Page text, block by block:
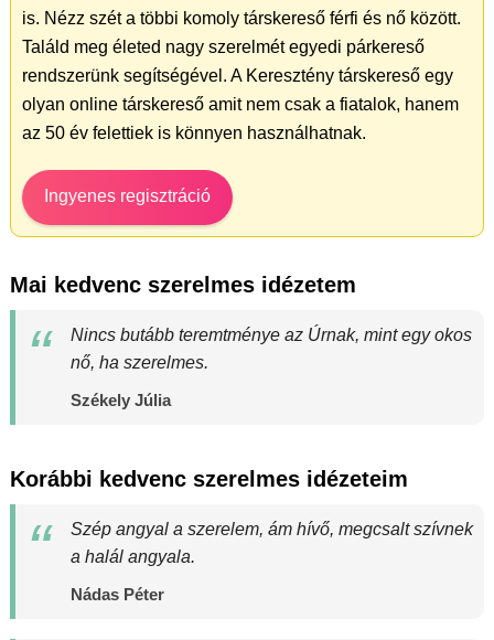
is. Nézz szét a többi komoly társkereső férfi és nő között.
Találd meg életed nagy szerelmét egyedi párkereső
rendszerünk segítségével. A Keresztény társkereső egy
olyan online társkereső amit nem csak a fiatalok, hanem
az 50 év felettiek is könnyen használhatnak.
Ingyenes regisztráció
Mai kedvenc szerelmes idézetem
Nincs butább teremtménye az Úrnak, mint egy okos
nő, ha szerelmes.
Székely Júlia
Korábbi kedvenc szerelmes idézeteim
Szép angyal a szerelem, ám hívő, megcsalt szívnek
a halál angyala.
Nádas Péter